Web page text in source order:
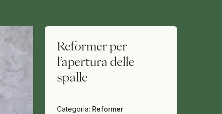
Reformer per
l’apertura delle
spalle
Categoria: Reformer